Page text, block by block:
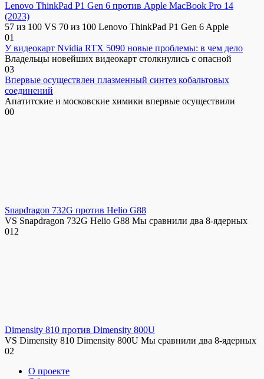
Lenovo ThinkPad P1 Gen 6 против Apple MacBook Pro 14
(2023)
57 из 100 VS 70 из 100 Lenovo ThinkPad P1 Gen 6 Apple
01
У видеокарт Nvidia RTX 5090 новые проблемы: в чем дело
Владельцы новейших видеокарт столкнулись с опасной
03
Впервые осуществлен плазменный синтез кобальтовых
соединений
Апатитские и московские химики впервые осуществили
00
Snapdragon 732G против Helio G88
VS Snapdragon 732G Helio G88 Мы сравнили два 8-ядерных
012
Dimensity 810 против Dimensity 800U
VS Dimensity 810 Dimensity 800U Мы сравнили два 8-ядерных
02
О проекте